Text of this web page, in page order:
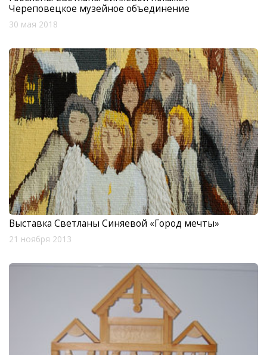
Череповецкое музейное объединение
30 мая 2018
Выставка Светланы Синяевой «Город мечты»
21 ноября 2013